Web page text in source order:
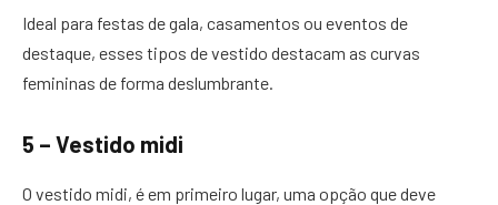
Ideal para festas de gala, casamentos ou eventos de
destaque, esses tipos de vestido destacam as curvas
femininas de forma deslumbrante.
5 – Vestido midi
O vestido midi, é em primeiro lugar, uma opção que deve